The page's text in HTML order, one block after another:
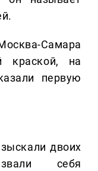
Самара
краской, на
первую
двоих
себя